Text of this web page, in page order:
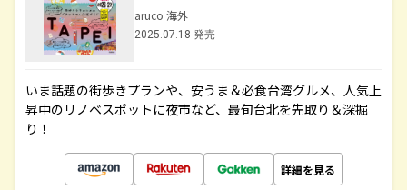
aruco 海外
2025.07.18 発売
いま話題の街歩きプランや、安うま＆必食台湾グルメ、人気上
昇中のリノベスポットに夜市など、最旬台北を先取り＆深掘
り！
詳細を見る